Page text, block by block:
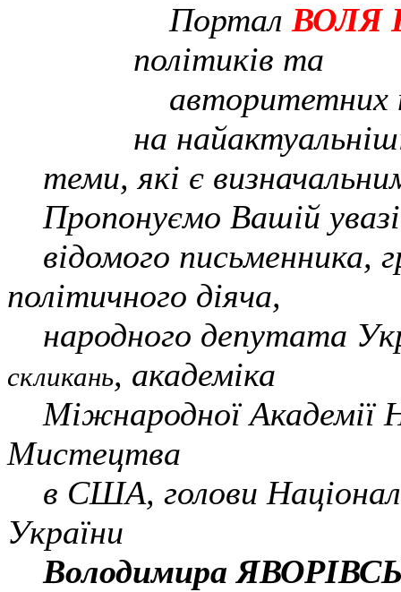
Портал ВОЛЯ
політиків та
авторитетних
на
теми, які є
Пропонуємо Вашій
відомого письменника,
політичного діяча,
народного депутата
скликань, академіка
Міжнародної Академії
Мистецтва
в США, голови
України
Володимира